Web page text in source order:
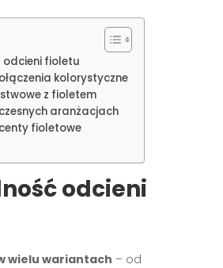
odcieni fioletu
kolorystyczne
z fioletem
aranżacjach
fioletowe
odcieni
wielu wariantach – od